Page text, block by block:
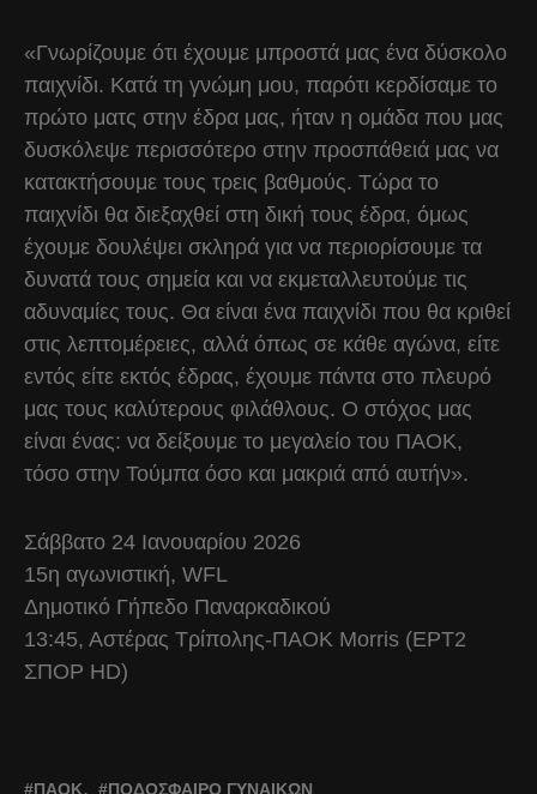
«Γνωρίζουμε ότι έχουμε μπροστά μας ένα δύσκολο
παιχνίδι. Κατά τη γνώμη μου, παρότι κερδίσαμε το
πρώτο ματς στην έδρα μας, ήταν η ομάδα που μας
δυσκόλεψε περισσότερο στην προσπάθειά μας να
κατακτήσουμε τους τρεις βαθμούς. Τώρα το
παιχνίδι θα διεξαχθεί στη δική τους έδρα, όμως
έχουμε δουλέψει σκληρά για να περιορίσουμε τα
δυνατά τους σημεία και να εκμεταλλευτούμε τις
αδυναμίες τους. Θα είναι ένα παιχνίδι που θα κριθεί
στις λεπτομέρειες, αλλά όπως σε κάθε αγώνα, είτε
εντός είτε εκτός έδρας, έχουμε πάντα στο πλευρό
μας τους καλύτερους φιλάθλους. Ο στόχος μας
είναι ένας: να δείξουμε το μεγαλείο του ΠΑΟΚ,
τόσο στην Τούμπα όσο και μακριά από αυτήν».
Σάββατο 24 Ιανουαρίου 2026
15η αγωνιστική, WFL
Δημοτικό Γήπεδο Παναρκαδικού
13:45, Αστέρας Τρίπολης-ΠΑΟΚ Morris (ΕΡΤ2
ΣΠΟΡ HD)
ΠΑΟΚ ΠΟΔΌΣΦΑΙΡΟ ΓΥΝΑΙΚΏΝ